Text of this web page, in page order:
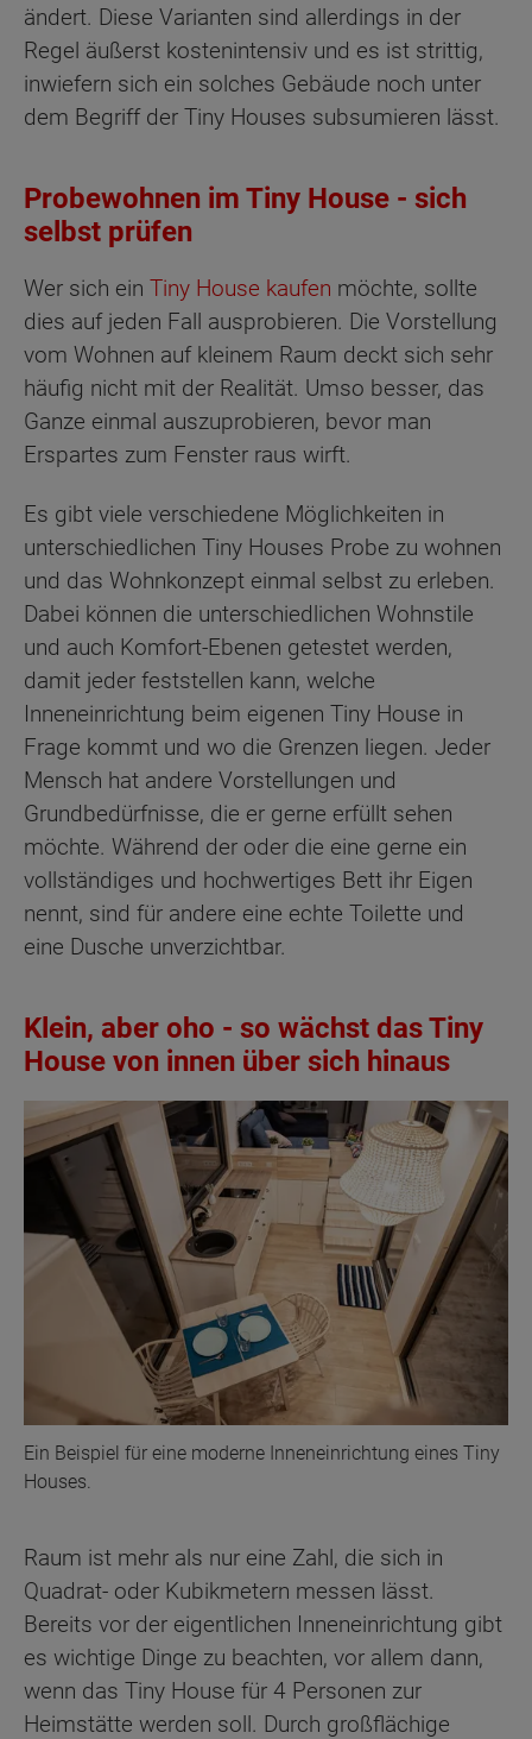
ändert. Diese Varianten sind allerdings in der
Regel äußerst kostenintensiv und es ist strittig,
inwiefern sich ein solches Gebäude noch unter
dem Begriff der Tiny Houses subsumieren lässt.
Probewohnen im Tiny House - sich
selbst prüfen
Wer sich ein Tiny House kaufen möchte, sollte
dies auf jeden Fall ausprobieren. Die Vorstellung
vom Wohnen auf kleinem Raum deckt sich sehr
häufig nicht mit der Realität. Umso besser, das
Ganze einmal auszuprobieren, bevor man
Erspartes zum Fenster raus wirft.
Es gibt viele verschiedene Möglichkeiten in
unterschiedlichen Tiny Houses Probe zu wohnen
und das Wohnkonzept einmal selbst zu erleben.
Dabei können die unterschiedlichen Wohnstile
und auch Komfort-Ebenen getestet werden,
damit jeder feststellen kann, welche
Inneneinrichtung beim eigenen Tiny House in
Frage kommt und wo die Grenzen liegen. Jeder
Mensch hat andere Vorstellungen und
Grundbedürfnisse, die er gerne erfüllt sehen
möchte. Während der oder die eine gerne ein
vollständiges und hochwertiges Bett ihr Eigen
nennt, sind für andere eine echte Toilette und
eine Dusche unverzichtbar.
Klein, aber oho - so wächst das Tiny
House von innen über sich hinaus
Ein Beispiel für eine moderne Inneneinrichtung eines Tiny
Houses.
Raum ist mehr als nur eine Zahl, die sich in
Quadrat- oder Kubikmetern messen lässt.
Bereits vor der eigentlichen Inneneinrichtung gibt
es wichtige Dinge zu beachten, vor allem dann,
wenn das Tiny House für 4 Personen zur
Heimstätte werden soll. Durch großflächige